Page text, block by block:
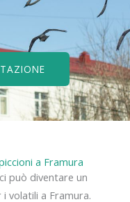
a Framura
può diventare un
volatili a Framura.